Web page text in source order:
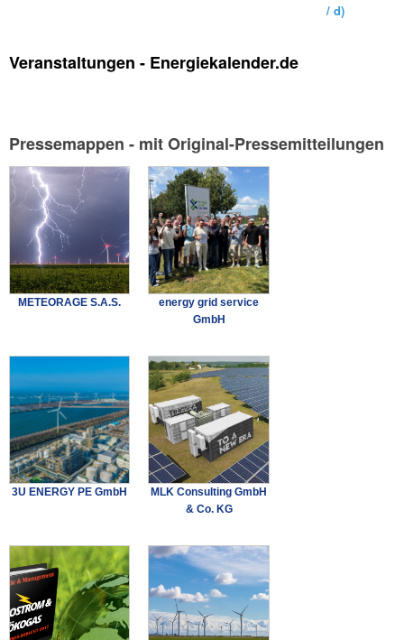
/ d)
Veranstaltungen - Energiekalender.de
Pressemappen - mit Original-Pressemitteilungen
METEORAGE S.A.S.
energy grid service
GmbH
3U ENERGY PE GmbH
MLK Consulting GmbH
& Co. KG